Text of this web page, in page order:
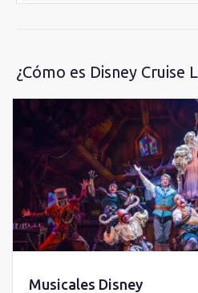
¿Cómo es Disney Cruise
Musicales Disney